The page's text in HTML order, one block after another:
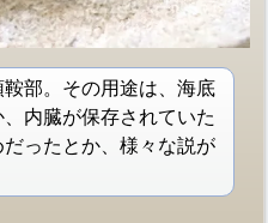
部。その用途は、海底
内臓が保存されていた
ったとか、様々な説が